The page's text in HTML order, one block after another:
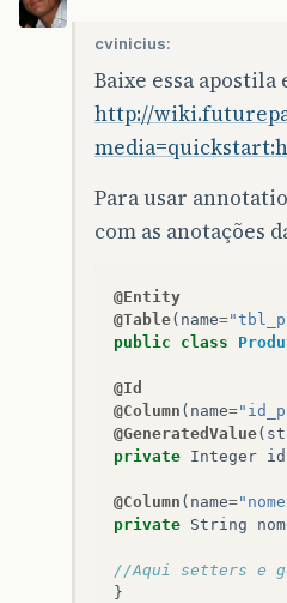
cvinicius:
Baixe essa
http://
Para usar
com as anotações
@Entity
@Table( name=
public
class
@Id
@Column ( name=
@GeneratedValue(
private Integer id
@Column ( name=
private String
//Aqui setters e
}